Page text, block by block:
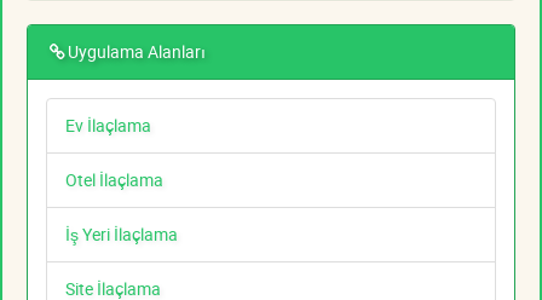
Uygulama Alanları
Ev İlaçlama
Otel İlaçlama
İş Yeri İlaçlama
Site İlaçlama